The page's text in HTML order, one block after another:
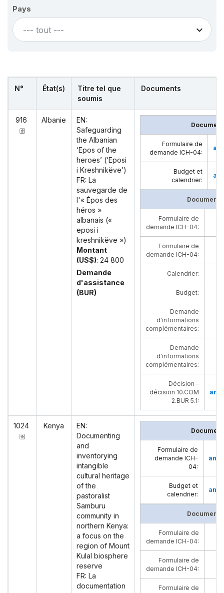
Pays
--- tout ---
N° État(s)
Titre tel que
soumis
Documents
916 Albanie
EN:
Safeguarding
the Albanian
‘Epos of the
heroes’ (‘Eposi
i Kreshnikëve’)
FR: La
sauvegarde de
l'« Épos des
héros »
albanais («
eposi i
kreshnikëve »)
Montant
(US$): 24 800
Demande
d'assistance
(BUR)
Formulaire de
demande ICH-04:
Budget et
calendrier:
Formulaire de
demande ICH-04:
Formulaire de
demande ICH-04:
Calendrier:
Budget:
Demande
d'informations
complémentaires:
Demande
d'informations
complémentaires:
Décision -
décision 10.COM
2.BUR 5.1:
1024 Kenya
EN:
Documenting
and
inventorying
intangible
cultural heritage
of the
pastoralist
Samburu
community in
northern Kenya:
a focus on the
region of Mount
Kulal biosphere
reserve
FR: La
documentation
Formulaire de
demande ICH-
04:
Budget et
calendrier:
Formulaire de
demande ICH-04:
Formulaire de
demande ICH-04:
Formulaire de